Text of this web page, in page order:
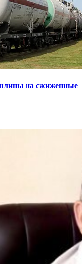
на сжиженные